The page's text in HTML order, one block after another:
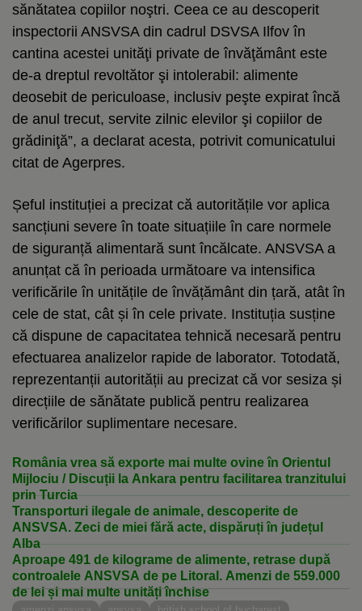
sănătatea copiilor noştri. Ceea ce au descoperit
inspectorii ANSVSA din cadrul DSVSA Ilfov în
cantina acestei unităţi private de învăţământ este
de-a dreptul revoltător şi intolerabil: alimente
deosebit de periculoase, inclusiv peşte expirat încă
de anul trecut, servite zilnic elevilor şi copiilor de
grădiniţă”, a declarat acesta, potrivit comunicatului
citat de Agerpres.
Șeful instituției a precizat că autoritățile vor aplica
sancțiuni severe în toate situațiile în care normele
de siguranță alimentară sunt încălcate. ANSVSA a
anunțat că în perioada următoare va intensifica
verificările în unitățile de învățământ din țară, atât în
cele de stat, cât și în cele private. Instituția susține
că dispune de capacitatea tehnică necesară pentru
efectuarea analizelor rapide de laborator. Totodată,
reprezentanții autorității au precizat că vor sesiza și
direcțiile de sănătate publică pentru realizarea
verificărilor suplimentare necesare.
România vrea să exporte mai multe ovine în Orientul
Mijlociu / Discuții la Ankara pentru facilitarea tranzitului
prin Turcia
Transporturi ilegale de animale, descoperite de
ANSVSA. Zeci de miei fără acte, dispăruți în județul
Alba
Aproape 491 de kilograme de alimente, retrase după
controalele ANSVSA de pe Litoral. Amenzi de 559.000
de lei și mai multe unități închise